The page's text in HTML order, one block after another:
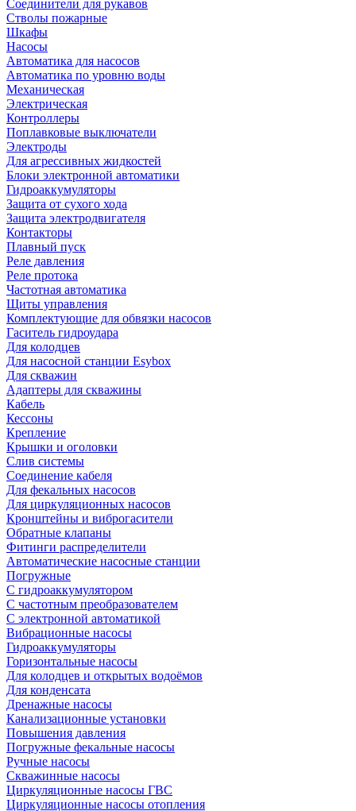
Соединители для рукавов
Стволы пожарные
Шкафы
Насосы
Автоматика для насосов
Автоматика по уровню воды
Механическая
Электрическая
Контроллеры
Поплавковые выключатели
Электроды
Для агрессивных жидкостей
Блоки электронной автоматики
Гидроаккумуляторы
Защита от сухого хода
Защита электродвигателя
Контакторы
Плавный пуск
Реле давления
Реле протока
Частотная автоматика
Щиты управления
Комплектующие для обвязки насосов
Гаситель гидроудара
Для колодцев
Для насосной станции Esybox
Для скважин
Адаптеры для скважины
Кабель
Кессоны
Крепление
Крышки и оголовки
Слив системы
Соединение кабеля
Для фекальных насосов
Для циркуляционных насосов
Кронштейны и виброгасители
Обратные клапаны
Фитинги распределители
Автоматические насосные станции
Погружные
С гидроаккумулятором
С частотным преобразователем
С электронной автоматикой
Вибрационные насосы
Гидроаккумуляторы
Горизонтальные насосы
Для колодцев и открытых водоёмов
Для конденсата
Дренажные насосы
Канализационные установки
Повышения давления
Погружные фекальные насосы
Ручные насосы
Скважинные насосы
Циркуляционные насосы ГВС
Циркуляционные насосы отопления